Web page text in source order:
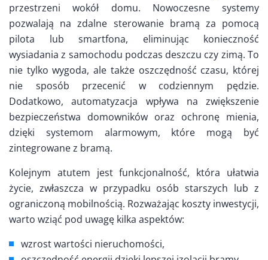
przestrzeni wokół domu. Nowoczesne systemy
pozwalają na zdalne sterowanie bramą za pomocą
pilota lub smartfona, eliminując konieczność
wysiadania z samochodu podczas deszczu czy zimą. To
nie tylko wygoda, ale także oszczędność czasu, której
nie sposób przecenić w codziennym pędzie.
Dodatkowo, automatyzacja wpływa na zwiększenie
bezpieczeństwa domowników oraz ochronę mienia,
dzięki systemom alarmowym, które mogą być
zintegrowane z bramą.
Kolejnym atutem jest funkcjonalność, która ułatwia
życie, zwłaszcza w przypadku osób starszych lub z
ograniczoną mobilnością. Rozważając koszty inwestycji,
warto wziąć pod uwagę kilka aspektów:
wzrost wartości nieruchomości,